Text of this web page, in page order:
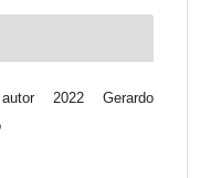
2022 Gerardo